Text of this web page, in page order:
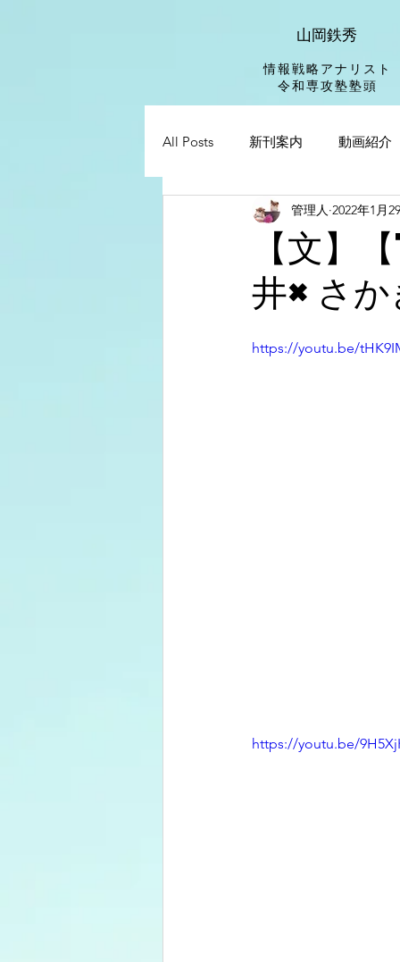
山岡鉄秀
情報戦略アナリスト
​令和専攻塾塾頭
All Posts 新刊案内 動画紹介
【文
井×さか
管理人 2022年1月
https://youtu.be/
https://youtu.be/